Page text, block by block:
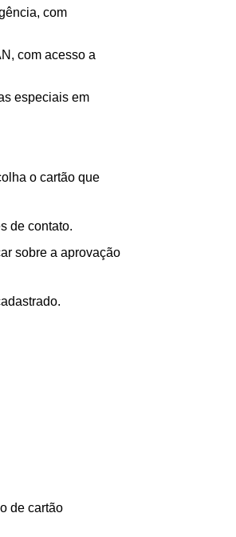
com
com acesso a
especiais em
o cartão que
de contato.
sobre a aprovação
de cartão